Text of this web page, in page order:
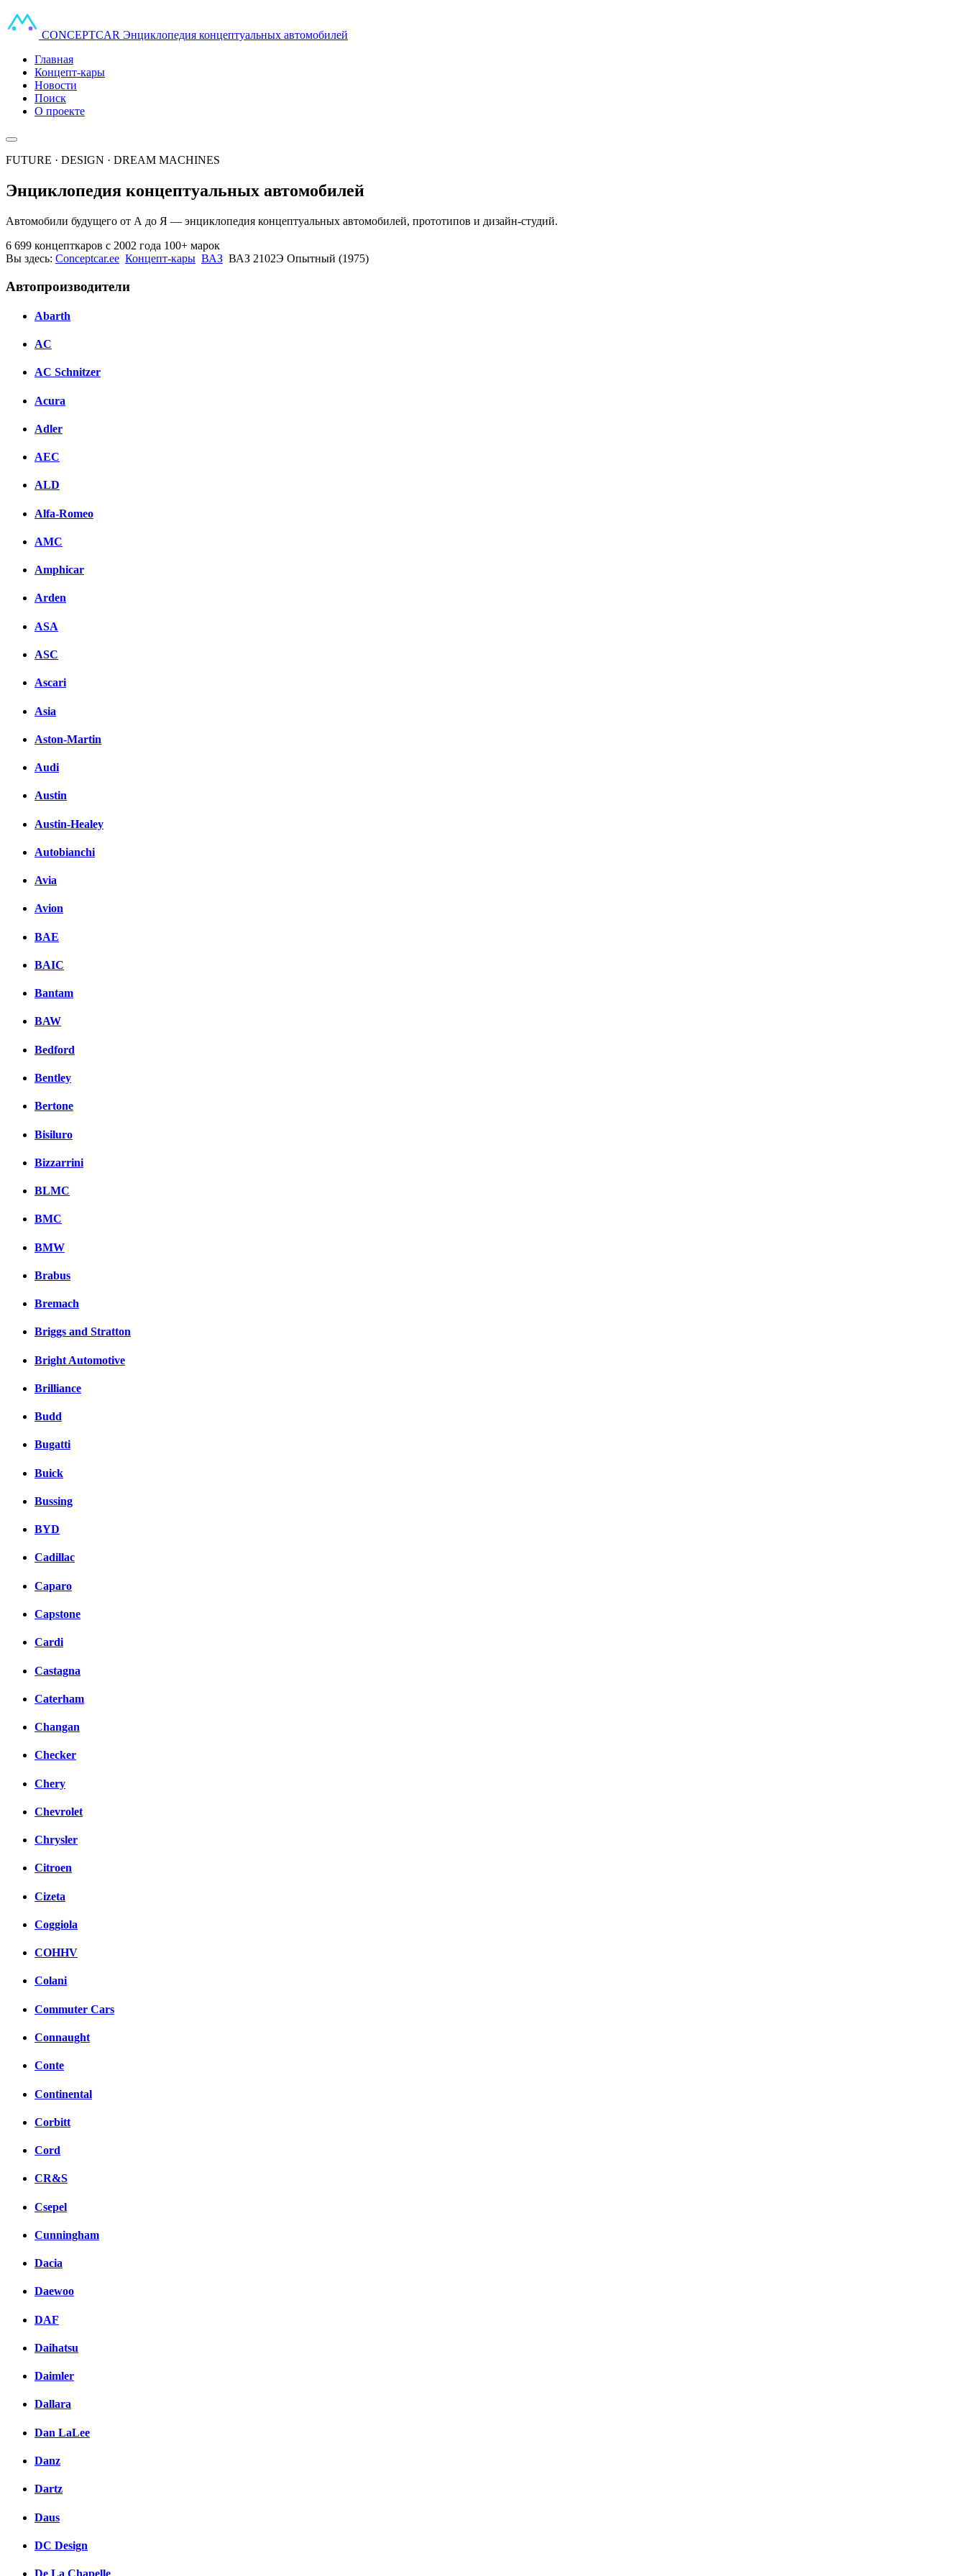
CONCEPTCAR Энциклопедия концептуальных автомобилей
Главная
Концепт-кары
Новости
Поиск
О проекте
FUTURE · DESIGN · DREAM MACHINES
Энциклопедия концептуальных автомобилей
Автомобили будущего от А до Я — энциклопедия концептуальных автомобилей, прототипов и дизайн-студий.
6 699 концепткаров с 2002 года 100+ марок
Вы здесь: Conceptcar.ee Концепт-кары ВАЗ ВАЗ 2102Э Опытный (1975)
Автопроизводители
Abarth
AC
AC Schnitzer
Acura
Adler
AEC
ALD
Alfa-Romeo
AMC
Amphicar
Arden
ASA
ASC
Ascari
Asia
Aston-Martin
Audi
Austin
Austin-Healey
Autobianchi
Avia
Avion
BAE
BAIC
Bantam
BAW
Bedford
Bentley
Bertone
Bisiluro
Bizzarrini
BLMC
BMC
BMW
Brabus
Bremach
Briggs and Stratton
Bright Automotive
Brilliance
Budd
Bugatti
Buick
Bussing
BYD
Cadillac
Caparo
Capstone
Cardi
Castagna
Caterham
Changan
Checker
Chery
Chevrolet
Chrysler
Citroen
Cizeta
Coggiola
COHHV
Colani
Commuter Cars
Connaught
Conte
Continental
Corbitt
Cord
CR&S
Csepel
Cunningham
Dacia
Daewoo
DAF
Daihatsu
Daimler
Dallara
Dan LaLee
Danz
Dartz
Daus
DC Design
De La Chapelle